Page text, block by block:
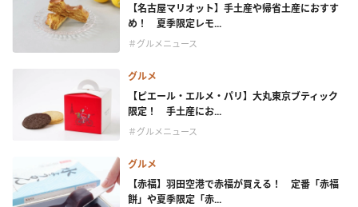
【名古屋マリオット】手土産や帰省土産におすす
め！ 夏季限定レモ...
＃グルメニュース
グルメ
【ピエール・エルメ・パリ】大丸東京ブティック
限定！ 手土産にお...
＃グルメニュース
グルメ
【赤福】羽田空港で赤福が買える！ 定番「赤福
餅」や夏季限定「赤...